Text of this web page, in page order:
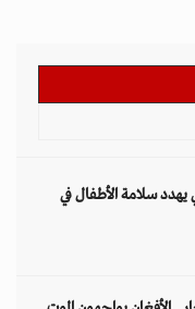
يهدد سلامة الأطفال في